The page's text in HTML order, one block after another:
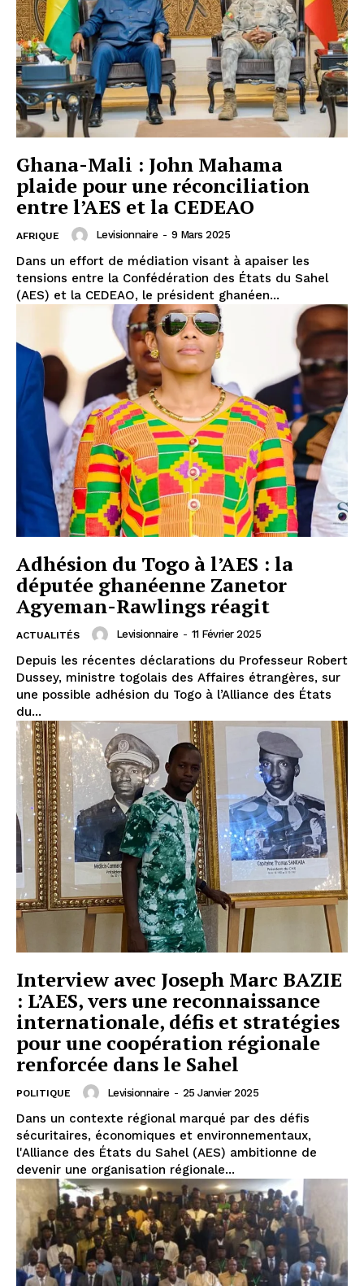
Ghana-Mali : John Mahama
plaide pour une réconciliation
entre l’AES et la CEDEAO
AFRIQUE Levisionnaire - 9 Mars 2025
Dans un effort de médiation visant à apaiser les
tensions entre la Confédération des États du Sahel
(AES) et la CEDEAO, le président ghanéen...
Adhésion du Togo à l’AES : la
députée ghanéenne Zanetor
Agyeman-Rawlings réagit
ACTUALITÉS Levisionnaire - 11 Février 2025
Depuis les récentes déclarations du Professeur Robert
Dussey, ministre togolais des Affaires étrangères, sur
une possible adhésion du Togo à l’Alliance des États
du...
Interview avec Joseph Marc BAZIE
: L’AES, vers une reconnaissance
internationale, défis et stratégies
pour une coopération régionale
renforcée dans le Sahel
POLITIQUE Levisionnaire - 25 Janvier 2025
Dans un contexte régional marqué par des défis
sécuritaires, économiques et environnementaux,
l'Alliance des États du Sahel (AES) ambitionne de
devenir une organisation régionale...